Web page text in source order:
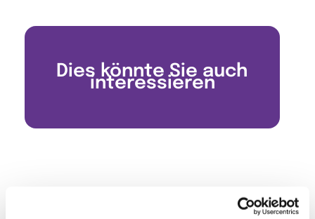
Dies könnte Sie auch
interessieren